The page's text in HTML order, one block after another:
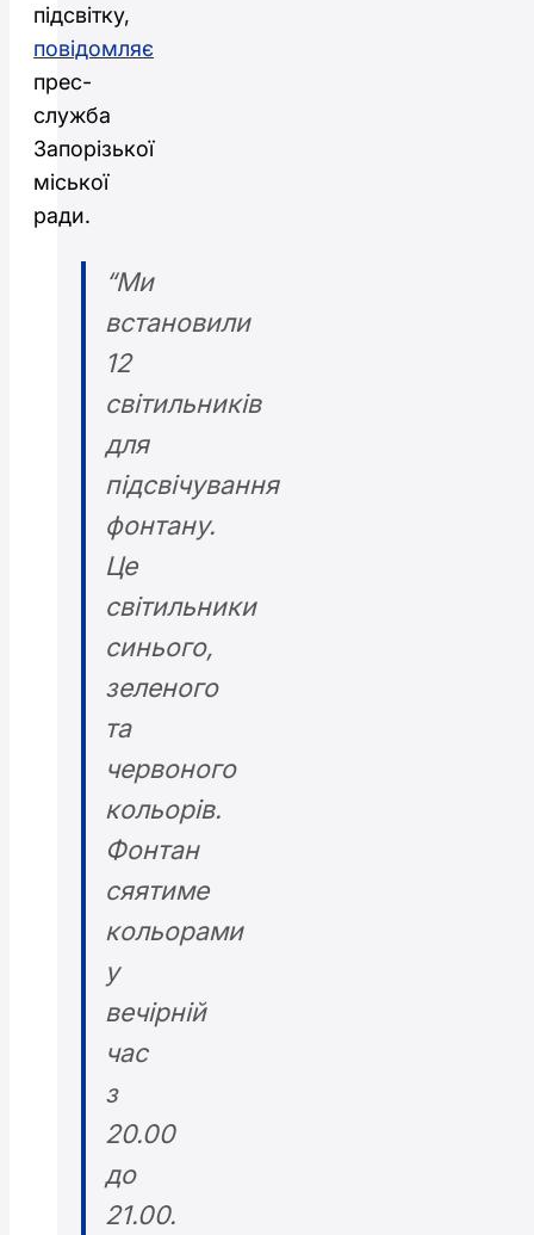
підсвітку,
повідомляє
прес-
служба
Запорізької
міської
ради.
“Ми
встановили
12
світильників
для
підсвічування
фонтану.
Це
світильники
синього,
зеленого
та
червоного
кольорів.
Фонтан
сяятиме
кольорами
у
вечірній
час
з
20.00
до
21.00.